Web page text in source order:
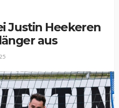
Justin Heekeren
aus